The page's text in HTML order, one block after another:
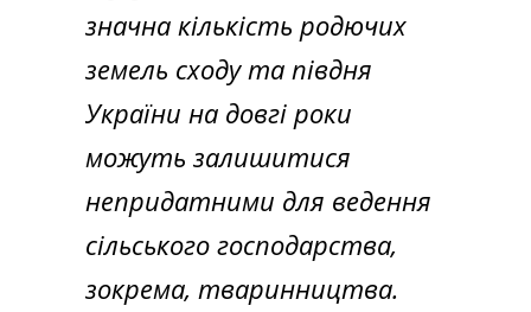
значна кількість родючих
земель сходу та півдня
України на довгі роки
можуть залишитися
непридатними для ведення
сільського господарства,
зокрема, тваринництва.